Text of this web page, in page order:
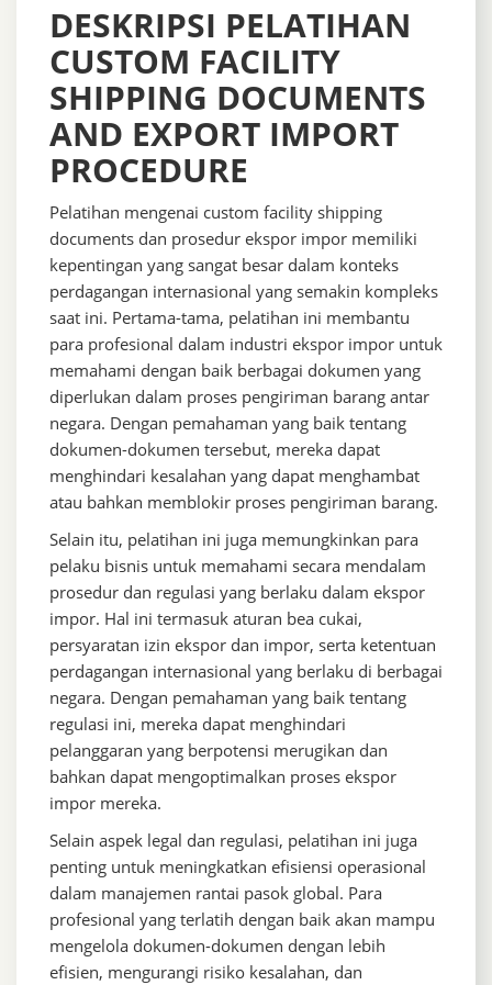
DESKRIPSI PELATIHAN
CUSTOM FACILITY
SHIPPING DOCUMENTS
AND EXPORT IMPORT
PROCEDURE
Pelatihan mengenai custom facility shipping
documents dan prosedur ekspor impor memiliki
kepentingan yang sangat besar dalam konteks
perdagangan internasional yang semakin kompleks
saat ini. Pertama-tama, pelatihan ini membantu
para profesional dalam industri ekspor impor untuk
memahami dengan baik berbagai dokumen yang
diperlukan dalam proses pengiriman barang antar
negara. Dengan pemahaman yang baik tentang
dokumen-dokumen tersebut, mereka dapat
menghindari kesalahan yang dapat menghambat
atau bahkan memblokir proses pengiriman barang.
Selain itu, pelatihan ini juga memungkinkan para
pelaku bisnis untuk memahami secara mendalam
prosedur dan regulasi yang berlaku dalam ekspor
impor. Hal ini termasuk aturan bea cukai,
persyaratan izin ekspor dan impor, serta ketentuan
perdagangan internasional yang berlaku di berbagai
negara. Dengan pemahaman yang baik tentang
regulasi ini, mereka dapat menghindari
pelanggaran yang berpotensi merugikan dan
bahkan dapat mengoptimalkan proses ekspor
impor mereka.
Selain aspek legal dan regulasi, pelatihan ini juga
penting untuk meningkatkan efisiensi operasional
dalam manajemen rantai pasok global. Para
profesional yang terlatih dengan baik akan mampu
mengelola dokumen-dokumen dengan lebih
efisien, mengurangi risiko kesalahan, dan